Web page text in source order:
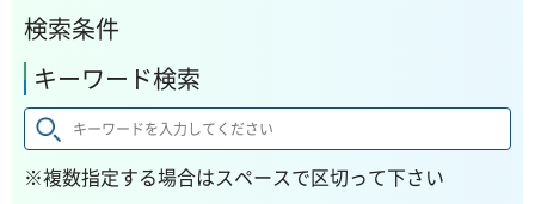
検索条件
キーワード検索
※複数指定する場合はスペースで区切って下さい